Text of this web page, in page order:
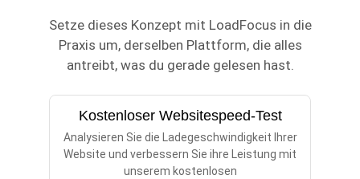
Setze dieses Konzept mit LoadFocus in die
Praxis um, derselben Plattform, die alles
antreibt, was du gerade gelesen hast.
Kostenloser Websitespeed-Test
Analysieren Sie die Ladegeschwindigkeit Ihrer
Website und verbessern Sie ihre Leistung mit
unserem kostenlosen